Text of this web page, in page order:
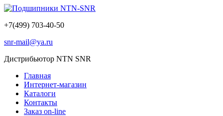
+7(499) 703-40-50
snr-mail@ya.ru
Дистрибьютор NTN SNR
Главная
Интернет-магазин
Каталоги
Контакты
Заказ on-line